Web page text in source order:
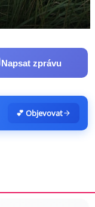
Napsat zprávu
💕 Objevovat